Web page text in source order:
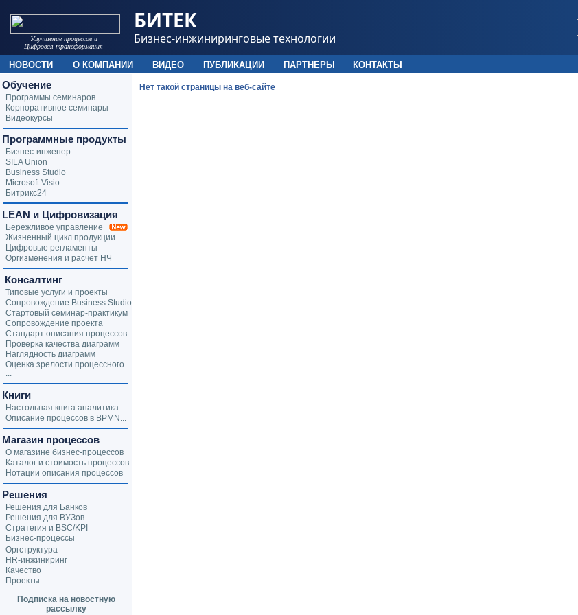
Нет такой страницы на веб-сайте
Обучение
Программы семинаров
Корпоративное семинары
Видеокурсы
Программные продукты
Бизнес-инженер
SILA Union
Business Studio
Microsoft Visio
Битрикс24
LEAN и Цифровизация
Бережливое управление
Жизненный цикл продукции
Цифровые регламенты
Оргизменения и расчет НЧ
Консалтинг
Типовые услуги и проекты
Сопровождение Business Studio
Стартовый семинар-практикум
Сопровождение проекта
Стандарт описания процессов
Проверка качества диаграмм
Наглядность диаграмм
Оценка зрелости процессного
...
Книги
Настольная книга аналитика
Описание процессов в BPMN...
Магазин процессов
О магазине бизнес-процессов
Каталог и стоимость процессов
Нотации описания процессов
Решения
Решения для Банков
Решения для ВУЗов
Стратегия и BSC/KPI
Бизнес-процессы
Оргструктура
HR-инжиниринг
Качество
Проекты
Подписка на новостную
рассылку
Улучшение процессов и
Цифровая трансформация
БИТЕК
Бизнес-инжиниринговые технологии
НОВОСТИ О КОМПАНИИ ВИДЕО ПУБЛИКАЦИИ ПАРТНЕРЫ КОНТАКТЫ